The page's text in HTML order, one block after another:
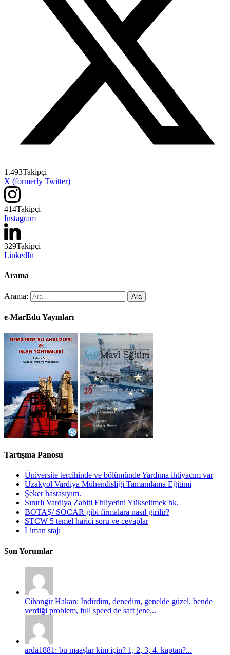
1.493Takipçi
X (formerly Twitter)
414Takipçi
Instagram
329Takipçi
LinkedIn
Arama
Arama:
e-MarEdu Yayınları
Tartışma Panosu
Üniversite tercihinde ve bölümünde Yardıma ihtiyacım var
Uzakyol Vardiya Mühendisliği Tamamlama Eğitimi
Şeker hastasıyım.
Sınırlı Vardiya Zabiti Ehliyetini Yükseltmek hk.
BOTAŞ/ SOCAR gibi firmalara nasıl girilir?
STCW 5 temel harici soru ve cevaplar
Liman stajı
Son Yorumlar
Cihangir Hakan: İndirdim, denedim, genelde güzel, bende
verdiği problem, full speed de saft jene...
arda1881: bu maaşlar kim için? 1, 2, 3, 4. kaptan?...